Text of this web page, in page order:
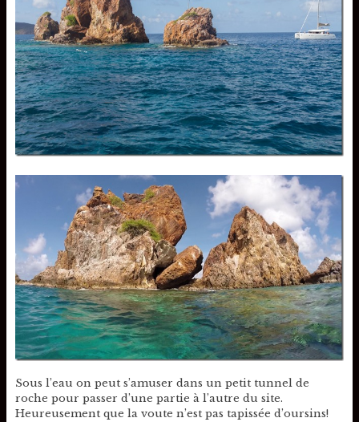
Sous l’eau on peut s’amuser dans un petit tunnel de
roche pour passer d’une partie à l’autre du site.
Heureusement que la voute n’est pas tapissée d’oursins!